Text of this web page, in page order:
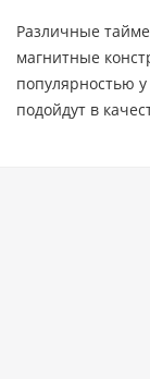
Различные
магнитные
популярностью
подойдут в